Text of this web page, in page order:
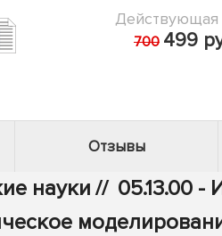
Действующая
700 499
Отзывы
науки // 05.13.00 -